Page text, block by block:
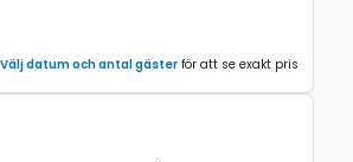
Välj datum och antal gäster för att se exakt pris